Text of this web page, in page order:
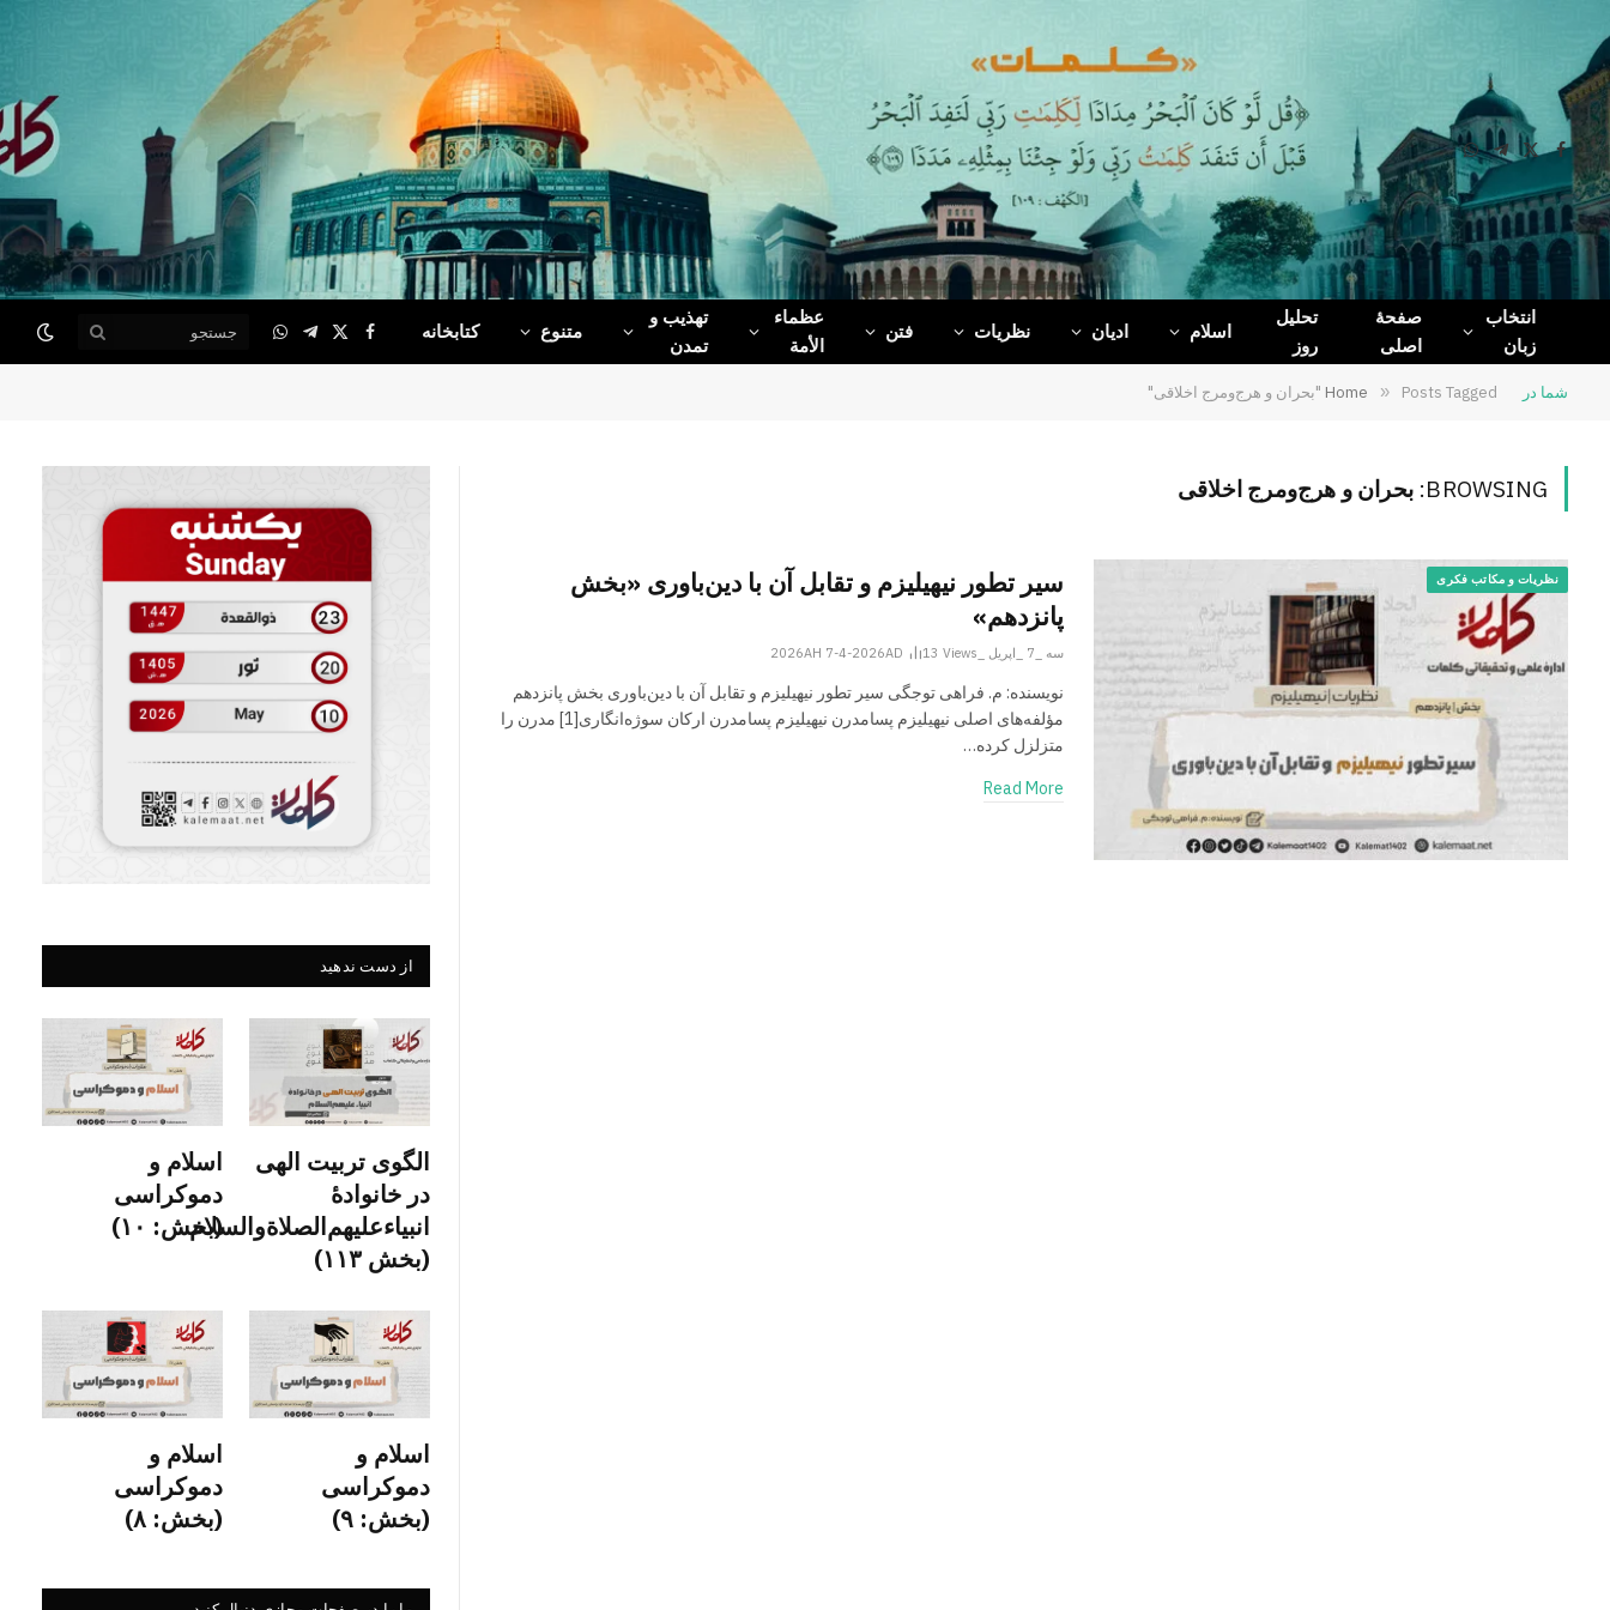
Facebook
X
(Twitter)
Telegram
WhatsApp
انتخاب
زبان
صفحۀ
اصلی
تحلیل
روز
اسلام ادیان نظریات فتن
عظماء‌
الأمة
تهذیب و
تمدن
متنوع کتابخانه Facebook
X
(Twitter)
Telegram
WhatsApp
شما در Home » Posts Tagged "بحران و هرج‌ومرج اخلاقی"
BROWSING: بحران و هرج‌ومرج اخلاقی
نظریات و مکاتب فکری
سیر تطور نیهیلیزم و تقابل آن با دین‌باوری «بخش
پانزدهم»
سه _7 _اپریل _2026AH 7-4-2026AD 13Views
نویسنده: م. فراهی توجگی سیر تطور نیهیلیزم و تقابل آن با دین‌باوری بخش پانزدهم
مؤلفه‌های اصلی نیهیلیزم پسامدرن نیهیلیزم پسامدرن ارکان سوژه‌انگاری[1] مدرن را
متزلزل کرده…
Read More
از دست ندهید
الگوی تربیت الهی
در خانوادۀ
انبیاءعلیهم‌الصلاةو‌السلام
(بخش ۱۱۳)
اسلام و
دموکراسی
(بخش: ۱۰)
اسلام و
دموکراسی
(بخش: ۹)
اسلام و
دموکراسی
(بخش: ۸)